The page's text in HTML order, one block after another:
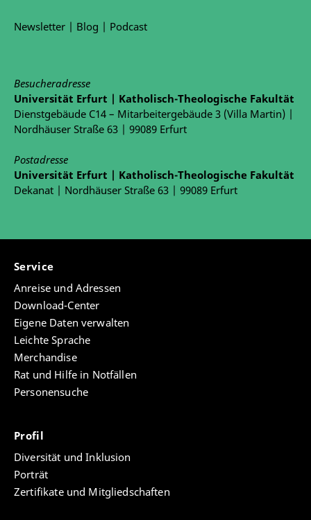
Newsletter | Blog | Podcast
Besucheradresse
Universität Erfurt | Katholisch-Theologische Fakultät
Dienstgebäude C14 – Mitarbeitergebäude 3 (Villa Martin) |
Nordhäuser Straße 63 | 99089 Erfurt
Postadresse
Universität Erfurt | Katholisch-Theologische Fakultät
Dekanat | Nordhäuser Straße 63 | 99089 Erfurt
Service
Anreise und Adressen
Download-Center
Eigene Daten verwalten
Leichte Sprache
Merchandise
Rat und Hilfe in Notfällen
Personensuche
Profil
Diversität und Inklusion
Porträt
Zertifikate und Mitgliedschaften